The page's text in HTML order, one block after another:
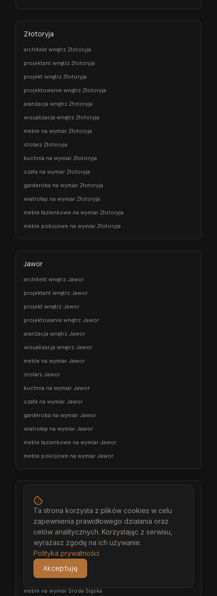
Złotoryja
architekt wnętrz Złotoryja
projektant wnętrz Złotoryja
projekt wnętrz Złotoryja
projektowanie wnętrz Złotoryja
aranżacja wnętrz Złotoryja
wizualizacja wnętrz Złotoryja
meble na wymiar Złotoryja
stolarz Złotoryja
kuchnia na wymiar Złotoryja
szafa na wymiar Złotoryja
garderoba na wymiar Złotoryja
wiatrołap na wymiar Złotoryja
meble łazienkowe na wymiar Złotoryja
meble pokojowe na wymiar Złotoryja
Jawor
architekt wnętrz Jawor
projektant wnętrz Jawor
projekt wnętrz Jawor
projektowanie wnętrz Jawor
aranżacja wnętrz Jawor
wizualizacja wnętrz Jawor
meble na wymiar Jawor
stolarz Jawor
kuchnia na wymiar Jawor
szafa na wymiar Jawor
garderoba na wymiar Jawor
wiatrołap na wymiar Jawor
meble łazienkowe na wymiar Jawor
meble pokojowe na wymiar Jawor
architekt wnętrz Środa Śląska
projektant wnętrz Środa Śląska
projekt wnętrz Środa Śląska
projektowanie wnętrz Środa Śląska
aranżacja wnętrz Środa Śląska
wizualizacja wnętrz Środa Śląska
meble na wymiar Środa Śląska
Ta strona korzysta z plików cookies w celu
zapewnienia prawidłowego działania oraz
celów analitycznych. Korzystając z serwisu,
wyrażasz zgodę na ich używanie.
Polityka prywatności
Akceptuję